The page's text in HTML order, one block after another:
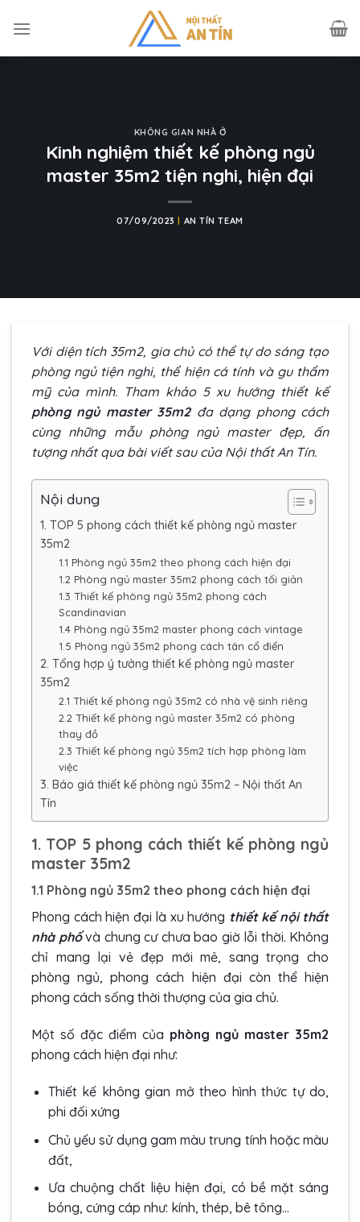
KHÔNG GIAN NHÀ Ở
Kinh nghiệm thiết kế phòng ngủ
master 35m2 tiện nghi, hiện đại
07/09/2023 AN TÍN TEAM
Với diện tích 35m2, gia chủ có thể tự do sáng tạo
phòng ngủ tiện nghi, thể hiện cá tính và gu thẩm
mỹ của mình. Tham khảo 5 xu hướng thiết kế
phòng ngủ master 35m2đa dạng phong cách
cùng những mẫu phòng ngủ master đẹp, ấn
tượng nhất qua bài viết sau của Nội thất An Tín.
Nội dung
1. TOP 5 phong cách thiết kế phòng ngủ master
35m2
1.1 Phòng ngủ 35m2 theo phong cách hiện đại
1.2 Phòng ngủ master 35m2 phong cách tối giản
1.3 Thiết kế phòng ngủ 35m2 phong cách
Scandinavian
1.4 Phòng ngủ 35m2 master phong cách vintage
1.5 Phòng ngủ 35m2 phong cách tân cổ điển
2. Tổng hợp ý tưởng thiết kế phòng ngủ master
35m2
2.1 Thiết kế phòng ngủ 35m2 có nhà vệ sinh riêng
2.2 Thiết kế phòng ngủ master 35m2 có phòng
thay đồ
2.3 Thiết kế phòng ngủ 35m2 tích hợp phòng làm
việc
3. Báo giá thiết kế phòng ngủ 35m2 – Nội thất An
Tín
1. TOP 5 phong cách thiết kế phòng ngủ
master 35m2
1.1 Phòng ngủ 35m2 theo phong cách hiện đại
Phong cách hiện đại là xu hướng thiết kế nội thất
nhà phốvà chung cư chưa bao giờ lỗi thời. Không
chỉ mang lại vẻ đẹp mới mẻ, sang trọng cho
phòng ngủ, phong cách hiện đại còn thể hiện
phong cách sống thời thượng của gia chủ.
Một số đặc điểm của phòng ngủ master 35m2
phong cách hiện đại như:
Thiết kế không gian mở theo hình thức tự do,
phi đối xứng
Chủ yếu sử dụng gam màu trung tính hoặc màu
đất,
Ưa chuộng chất liệu hiện đại, có bề mặt sáng
bóng, cứng cáp như: kính, thép, bê tông…